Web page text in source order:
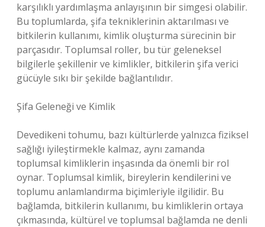
karşılıklı yardımlaşma anlayışının bir simgesi olabilir.
Bu toplumlarda, şifa tekniklerinin aktarılması ve
bitkilerin kullanımı, kimlik oluşturma sürecinin bir
parçasıdır. Toplumsal roller, bu tür geleneksel
bilgilerle şekillenir ve kimlikler, bitkilerin şifa verici
gücüyle sıkı bir şekilde bağlantılıdır.
Şifa Geleneği ve Kimlik
Devedikeni tohumu, bazı kültürlerde yalnızca fiziksel
sağlığı iyileştirmekle kalmaz, aynı zamanda
toplumsal kimliklerin inşasında da önemli bir rol
oynar. Toplumsal kimlik, bireylerin kendilerini ve
toplumu anlamlandırma biçimleriyle ilgilidir. Bu
bağlamda, bitkilerin kullanımı, bu kimliklerin ortaya
çıkmasında, kültürel ve toplumsal bağlamda ne denli